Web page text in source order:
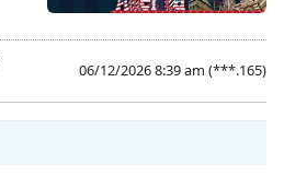
06/12/2026 8:39 am (***.165)